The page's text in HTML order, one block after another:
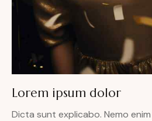
Lorem ipsum dolor
Dicta sunt explicabo. Nemo